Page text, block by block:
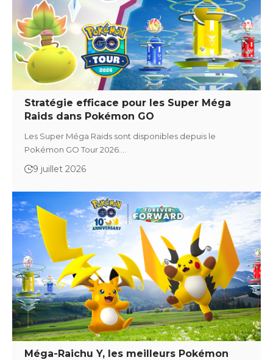
Stratégie efficace pour les Super Méga
Raids dans Pokémon GO
Les Super Méga Raids sont disponibles depuis le
Pokémon GO Tour 2026.…
9 juillet 2026
Méga-Raichu Y, les meilleurs Pokémon